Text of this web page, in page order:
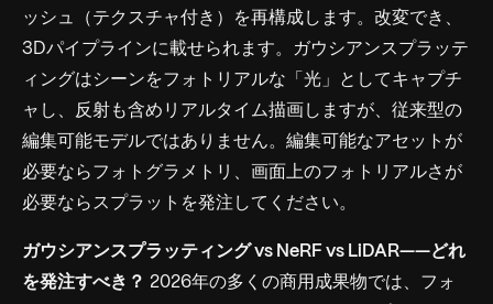
ッシュ（テクスチャ付き）を再構成します。改変でき、
3Dパイプラインに載せられます。ガウシアンスプラッテ
ィングはシーンをフォトリアルな「光」としてキャプチ
ャし、反射も含めリアルタイム描画しますが、従来型の
編集可能モデルではありません。編集可能なアセットが
必要ならフォトグラメトリ、画面上のフォトリアルさが
必要ならスプラットを発注してください。
ガウシアンスプラッティング vs NeRF vs LiDAR——どれ
を発注すべき？ 2026年の多くの商用成果物では、フォ